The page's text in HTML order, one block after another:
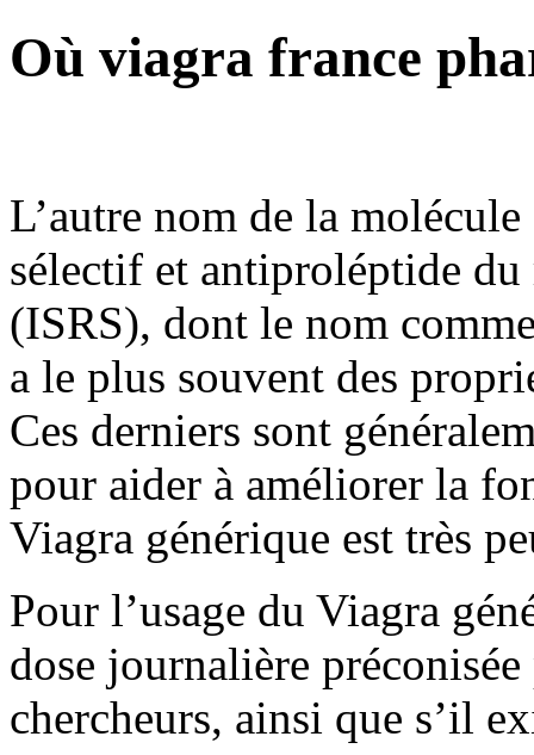
Où viagra france
L’autre nom de la
sélectif et antiproléptide du
(ISRS), dont le nom
a le plus souvent des
Ces derniers sont
pour aider à améliorer la
Viagra générique est très
Pour l’usage du Viagra
dose journalière
chercheurs, ainsi que s’il